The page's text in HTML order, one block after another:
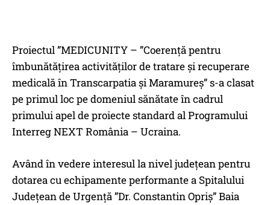
Proiectul ”MEDICUNITY – ”Coerență pentru
îmbunătățirea activităților de tratare și recuperare
medicală în Transcarpatia și Maramureș” s-a clasat
pe primul loc pe domeniul sănătate în cadrul
primului apel de proiecte standard al Programului
Interreg NEXT România – Ucraina.
Având în vedere interesul la nivel județean pentru
dotarea cu echipamente performante a Spitalului
Județean de Urgență ”Dr. Constantin Opriș” Baia